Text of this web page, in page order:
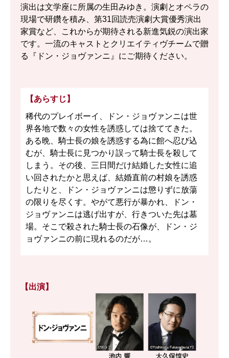
演出は文学座に所属の生田みゆき。演劇とオペラの
現場で研鑽を積み、第31回読売演劇大賞優秀演出
家賞など、これからが期待される新進気鋭の演出家
です。一流のキャストとクリエイティヴチームで贈
る『ドン・ジョヴァンニ』にご期待ください。
【あらすじ】
稀代のプレイボーイ、ドン・ジョヴァンニは世
界各地で数々の女性を誘惑しては捨ててきた。
ある晩、騎士長の娘を誘惑する為に館へ忍び込
むが、騎士長に見つかり誤って騎士長を殺して
しまう。その後、三日間だけ結婚した女性に追
い回されたかと思えば、結婚直前の村娘を誘惑
したりと、ドン・ジョヴァンニは懲りずに放蕩
の限りを尽くす。やがて悪行が暴かれ、ドン・
ジョヴァンニは逃げ出すが、行きついた先は墓
場。そこで殺された騎士長の石像が、ドン・ジ
ョヴァンニの前に現れるのだが…。
【出演】